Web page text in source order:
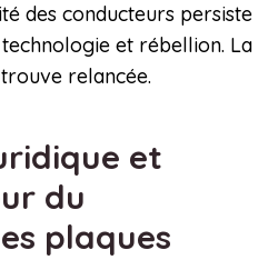
des conducteurs persiste
et rébellion. La
relancée.
et
du
plaques